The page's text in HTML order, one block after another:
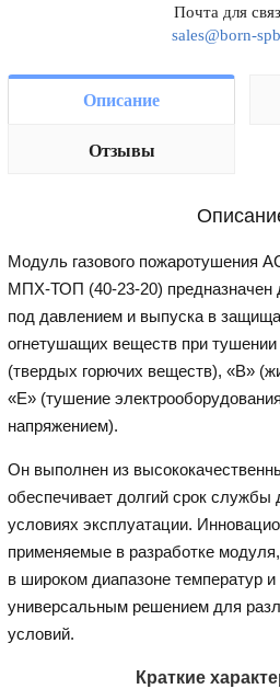
Почта для
sales@born-
Описание
Отзывы
Модуль газового пожаротушения
МПХ-ТОП (40-23-20) предназначен
под давлением и выпуска в
огнетушащих веществ при
(твердых горючих веществ), «В»
«Е» (тушение
напряжением).
Он выполнен из
обеспечивает долгий срок
условиях эксплуатации.
применяемые в разработке
в широком диапазоне температур
универсальным решением для
условий.
Краткие